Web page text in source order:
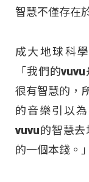
智慧不僅存在
成大地球科
「我們的
很有智慧的，
的音樂引以
vuvu的智慧
的一個本錢。」